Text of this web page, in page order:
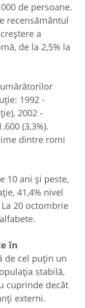
de persoane.
recensământul
a
de la 2,5% la
1992 -
2002 -
(3,3%).
dintre romi
10 ani şi peste,
41,4% nivel
20 octombrie
în
de cel puţin un
stabilă,
cuprinde decât
externi.